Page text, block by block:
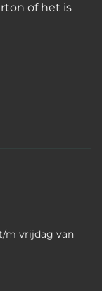
of het is
m vrijdag van